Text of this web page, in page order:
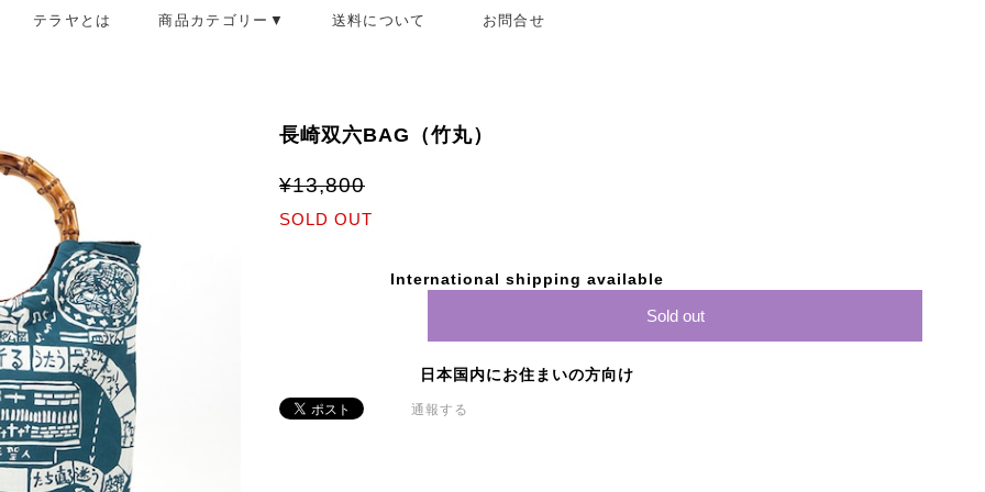
テラヤとは 商品カテゴリー▼ 送料について お問合せ
長崎双六BAG（竹丸）
¥13,800
SOLD OUT
International shipping available
Sold out
日本国内にお住まいの方向け
通報する